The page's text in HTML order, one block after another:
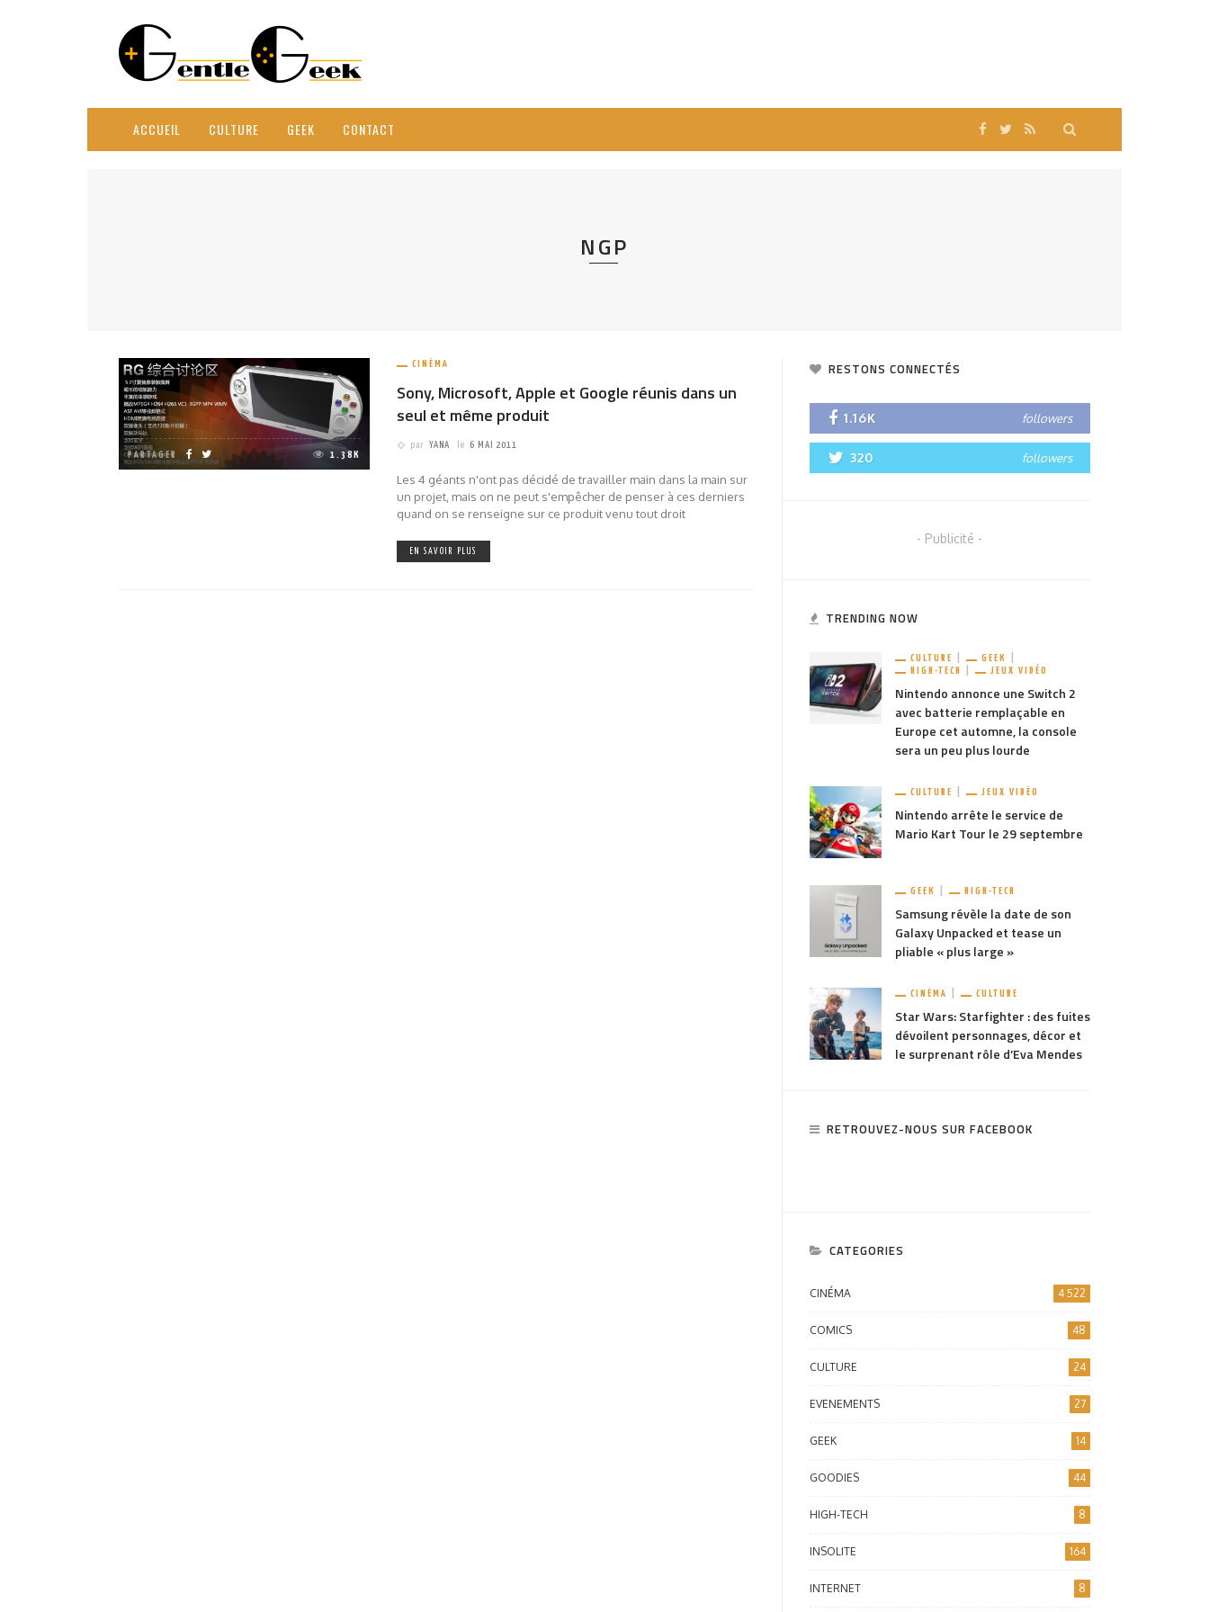
ACCUEIL CULTURE GEEK CONTACT
NGP
PARTAGER 1.38K
CINÉMA
Sony, Microsoft, Apple et Google réunis dans un
seul et même produit
par YANA le 6 MAI 2011
Les 4 géants n'ont pas décidé de travailler main dans la main sur
un projet, mais on ne peut s'empêcher de penser à ces derniers
quand on se renseigne sur ce produit venu tout droit
EN SAVOIR PLUS
RESTONS CONNECTÉS
1.16K followers
320 followers
- Publicité -
TRENDING NOW
CULTURE
GEEK
HIGH-TECH
JEUX VIDÉO
Nintendo annonce une Switch 2
avec batterie remplaçable en
Europe cet automne, la console
sera un peu plus lourde
CULTURE JEUX VIDÉO
Nintendo arrête le service de
Mario Kart Tour le 29 septembre
GEEK HIGH-TECH
Samsung révèle la date de son
Galaxy Unpacked et tease un
pliable « plus large »
CINÉMA CULTURE
Star Wars: Starfighter : des fuites
dévoilent personnages, décor et
le surprenant rôle d’Eva Mendes
RETROUVEZ-NOUS SUR FACEBOOK
CATEGORIES
CINÉMA 4 522
COMICS 48
CULTURE 24
EVENEMENTS 27
GEEK 14
GOODIES 44
HIGH-TECH 8
INSOLITE 164
INTERNET 8